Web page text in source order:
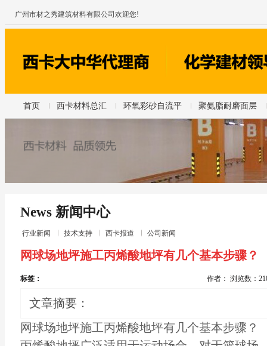
广州市材之秀建筑材料有限公司欢迎您!
首页 西卡材料总汇 环氧彩砂自流平 聚氨脂耐磨面层
News 新闻中心
行业新闻 技术支持 西卡报道 公司新闻
网球场地坪施工丙烯酸地坪有几个基本步骤？
标签： 作者： 浏览数：
文章摘要：
网球场地坪施工丙烯酸地坪有几个基本步骤？